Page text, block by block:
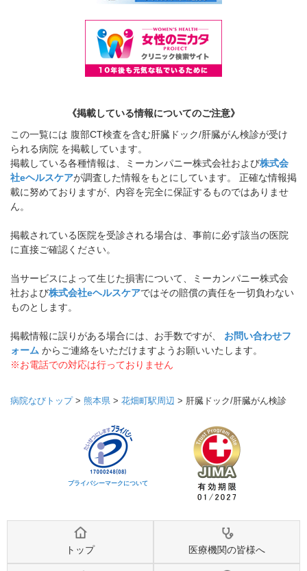
《掲載している情報についてのご注意》
この一覧には 腹部CT検査を含む肝臓ドック/肝臓がん検診が受け
られる病院 を掲載しています。
掲載している各種情報は、ミーカンパニー株式会社および株式会
社eヘルスケアが調査した情報をもとにしています。 正確な情報掲
載に努めておりますが、内容を完全に保証するものではありませ
ん。
掲載されている医院を受診される場合は、事前に必ず該当の医院
に直接ご確認ください。
当サービスによって生じた損害について、ミーカンパニー株式会
社および株式会社eヘルスケアではその賠償の責任を一切負わない
ものとします。
掲載情報に誤りがある場合には、お手数ですが、 お問い合わせフ
ォーム からご連絡をいただけますようお願いいたします。
※お電話での対応は行っておりません
病院なびトップ> 熊本県 > 花畑町駅周辺 > 肝臓ドック/肝臓がん検診
プライバシーマークについて
トップ 医療機関の皆様へ